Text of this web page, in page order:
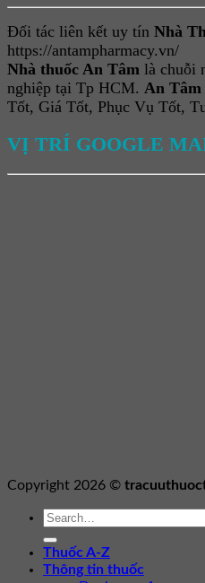
Đối tác liên kết uy tín Nhà
https://antampharmacy.vn/
Nhà thuốc An Tâm là chuỗi
nghiệp tại Tp HCM. An Tâm
Tốt, Giá Tốt, Phục Vụ Tốt,
VỊ TRÍ GOOGLE
Copyright 2026 ©
Thuốc A-Z
Thông tin thuốc